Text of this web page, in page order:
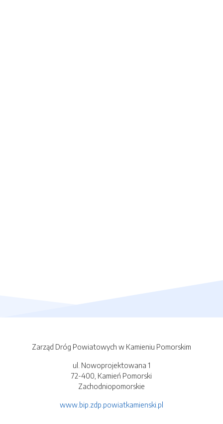
Zarząd Dróg Powiatowych w Kamieniu Pomorskim
ul. Nowoprojektowana 1
72-400, Kamień Pomorski
Zachodniopomorskie
www.bip.zdp.powiatkamienski.pl